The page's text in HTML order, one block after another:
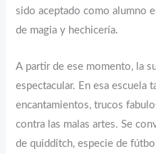
sido aceptado como alumno
de magia y hechicería.
A partir de ese momento, la
espectacular. En esa escuela
encantamientos, trucos
contra las malas artes. Se
de quidditch, especie de